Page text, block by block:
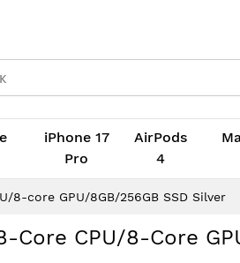
iPhone 17
Pro
AirPods
4
8-core GPU/8GB/256GB SSD Silver
CPU/8-Core